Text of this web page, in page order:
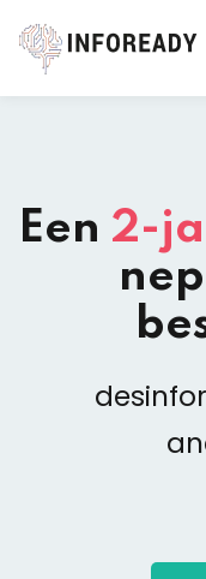
Een 2-
Sign